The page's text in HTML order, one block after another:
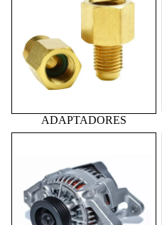
ADAPTADORES